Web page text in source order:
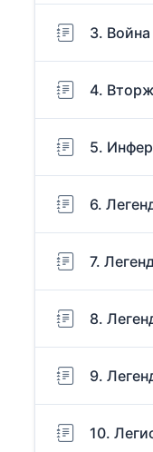
3.
4.
5.
6.
7.
8.
9.
10.